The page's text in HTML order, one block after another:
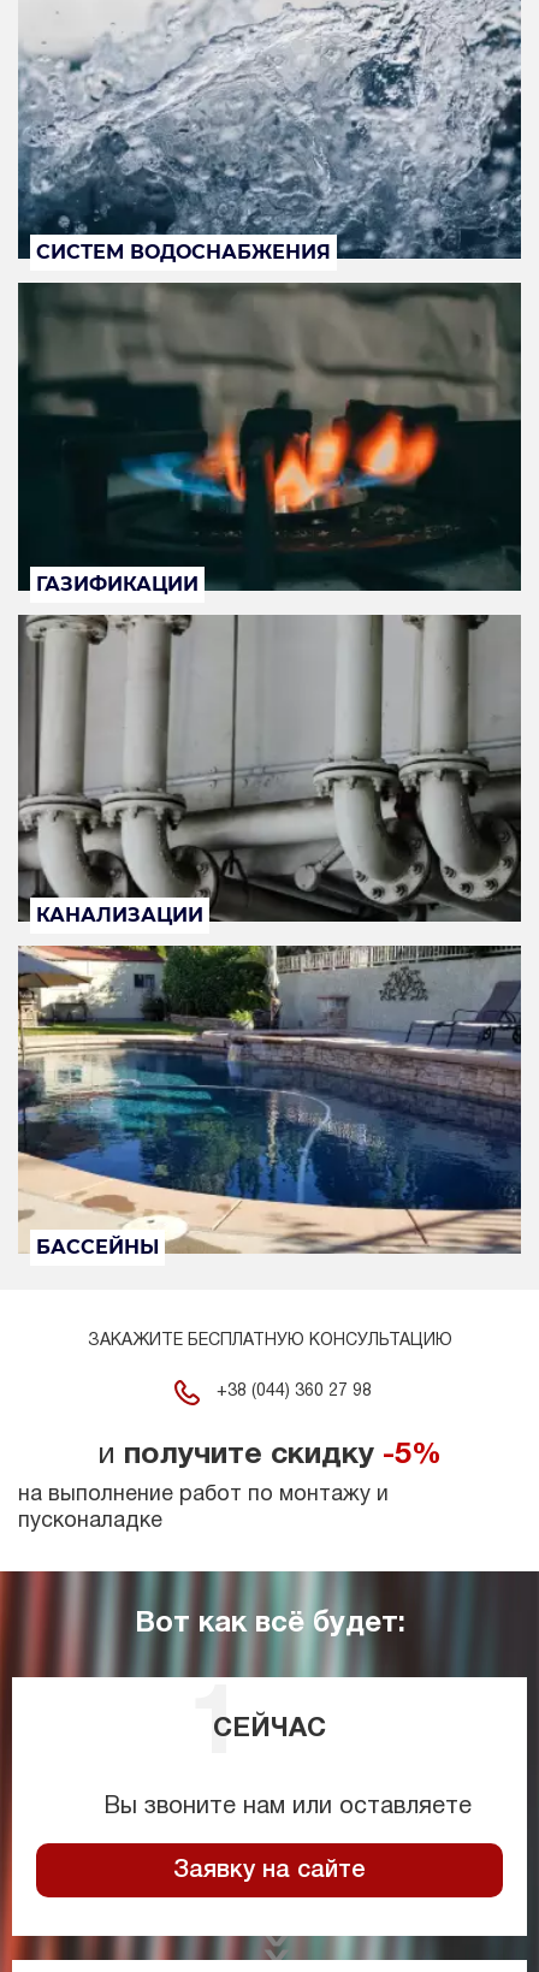
СИСТЕМ ВОДОСНАБЖЕНИЯ
ГАЗИФИКАЦИИ
КАНАЛИЗАЦИИ
БАССЕЙНЫ
ЗАКАЖИТЕ БЕСПЛАТНУЮ КОНСУЛЬТАЦИЮ
+38 (044) 360 27 98
и получите скидку -5%
на выполнение работ по монтажу и
пусконаладке
Вот как всё будет:
СЕЙЧАС
Вы звоните нам или оставляете
Заявку на сайте